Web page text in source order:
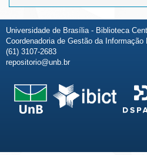
Universidade de Brasília - Biblioteca
Coordenadoria de Gestão da Informação
(61) 3107-2683
repositorio@unb.br